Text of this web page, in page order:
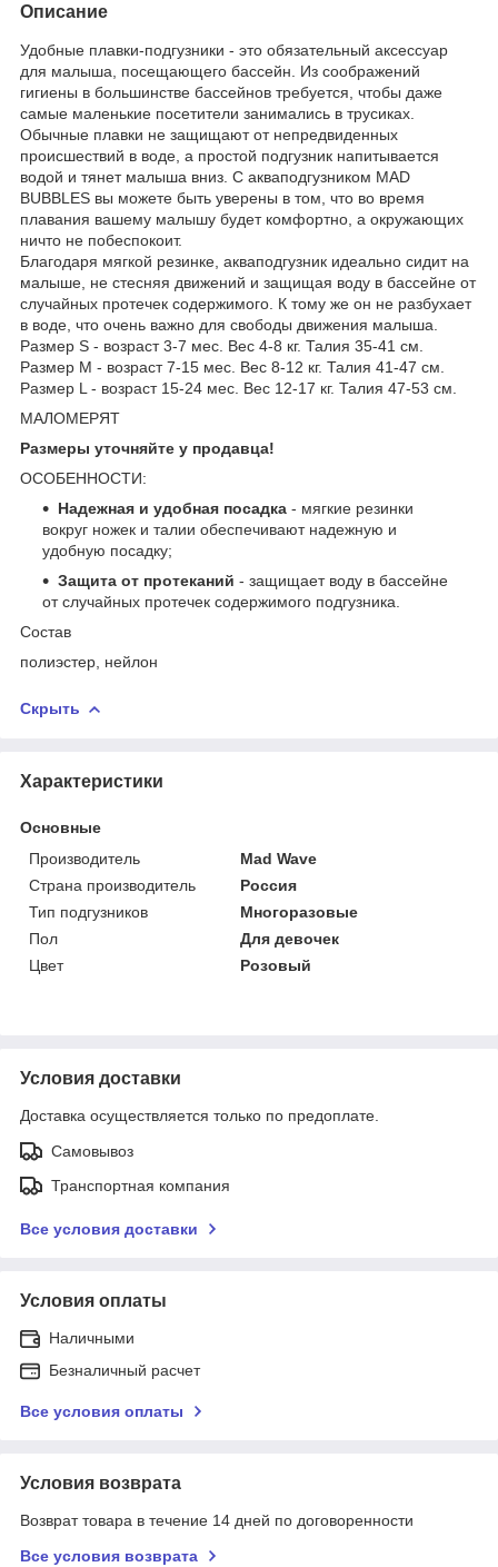
Описание
Удобные плавки-подгузники - это обязательный аксессуар
для малыша, посещающего бассейн. Из соображений
гигиены в большинстве бассейнов требуется, чтобы даже
самые маленькие посетители занимались в трусиках.
Обычные плавки не защищают от непредвиденных
происшествий в воде, а простой подгузник напитывается
водой и тянет малыша вниз. С акваподгузником MAD
BUBBLES вы можете быть уверены в том, что во время
плавания вашему малышу будет комфортно, а окружающих
ничто не побеспокоит.
Благодаря мягкой резинке, акваподгузник идеально сидит на
малыше, не стесняя движений и защищая воду в бассейне от
случайных протечек содержимого. К тому же он не разбухает
в воде, что очень важно для свободы движения малыша.
Размер S - возраст 3-7 мес. Вес 4-8 кг. Талия 35-41 см.
Размер M - возраст 7-15 мес. Вес 8-12 кг. Талия 41-47 см.
Размер L - возраст 15-24 мес. Вес 12-17 кг. Талия 47-53 см.
МАЛОМЕРЯТ
Размеры уточняйте у продавца!
ОСОБЕННОСТИ:
Надежная и удобная посадка - мягкие резинки
вокруг ножек и талии обеспечивают надежную и
удобную посадку;
Защита от протеканий - защищает воду в бассейне
от случайных протечек содержимого подгузника.
Состав
полиэстер, нейлон
Скрыть
Характеристики
Основные
Производитель
Mad Wave
Страна производитель
Россия
Тип подгузников
Многоразовые
Пол
Для девочек
Цвет
Розовый
Условия доставки
Доставка осуществляется только по предоплате.
Самовывоз
Транспортная компания
Все условия доставки
Условия оплаты
Наличными
Безналичный расчет
Все условия оплаты
Условия возврата
Возврат товара в течение 14 дней по договоренности
Все условия возврата